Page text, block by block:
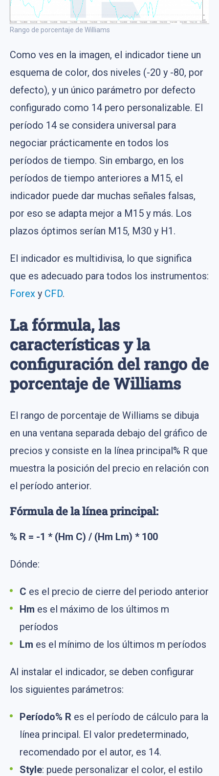
Rango de porcentaje de Williams
Como ves en la imagen, el indicador tiene un
esquema de color, dos niveles (-20 y -80, por
defecto), y un único parámetro por defecto
configurado como 14 pero personalizable. El
período 14 se considera universal para
negociar prácticamente en todos los
períodos de tiempo. Sin embargo, en los
períodos de tiempo anteriores a M15, el
indicador puede dar muchas señales falsas,
por eso se adapta mejor a M15 y más. Los
plazos óptimos serían M15, M30 y H1.
El indicador es multidivisa, lo que significa
que es adecuado para todos los instrumentos:
Forex y CFD.
La fórmula, las
características y la
configuración del rango de
porcentaje de Williams
El rango de porcentaje de Williams se dibuja
en una ventana separada debajo del gráfico de
precios y consiste en la línea principal% R que
muestra la posición del precio en relación con
el período anterior.
Fórmula de la línea principal:
% R = -1 * (Hm C) / (Hm Lm) * 100
Dónde:
C es el precio de cierre del periodo anterior
Hm es el máximo de los últimos m
períodos
Lm es el mínimo de los últimos m períodos
Al instalar el indicador, se deben configurar
los siguientes parámetros:
Período% R es el período de cálculo para la
línea principal. El valor predeterminado,
recomendado por el autor, es 14.
Style: puede personalizar el color, el estilo